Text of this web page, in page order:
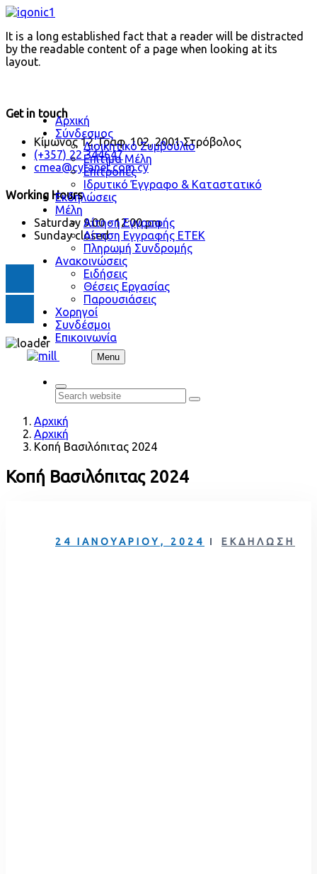
It is a long established fact that a reader will be distracted
by the readable content of a page when looking at its
layout.
Get in touch
Κίμωνος 12, Γραφ. 102, 2001 Στρόβολος
(+357) 22 344647
cmea@cytanet.com.cy
Working Hours
Saturday 9:00 - 12:00 pm
Sunday closed
Skip to content Menu
Αρχική
Σύνδεσμος
Διοικητικό Συμβούλιο
Επίτιμα Μέλη
Επιτροπές
Ιδρυτικό Έγγραφο & Καταστατικό
Εκδηλώσεις
Μέλη
Αίτηση Εγγραφής
Αίτηση Εγγραφής ΕΤΕΚ
Πληρωμή Συνδρομής
Ανακοινώσεις
Ειδήσεις
Θέσεις Εργασίας
Παρουσιάσεις
Χορηγοί
Συνδέσμοι
Επικοινωνία
Search
Κοπή Βασιλόπιτας 2024
Κοπή Βασιλόπιτας 2024
24 ΙΑΝΟΥΑΡΊΟΥ, 2024 ΕΚΔΉΛΩΣΗ